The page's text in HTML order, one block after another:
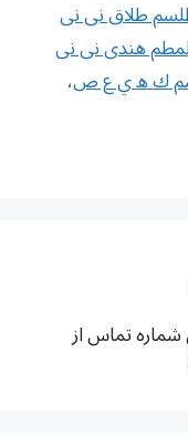
طلاق نی نی
هندی نی نی
ك ه ي ع ص،
تماس از